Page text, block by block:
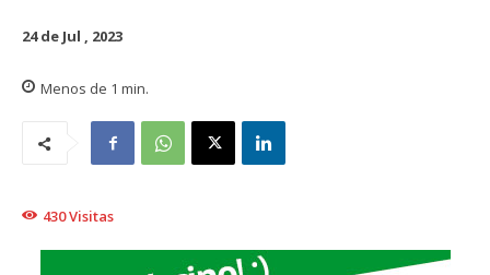
24 de Jul , 2023
Menos de 1 min.
430Visitas